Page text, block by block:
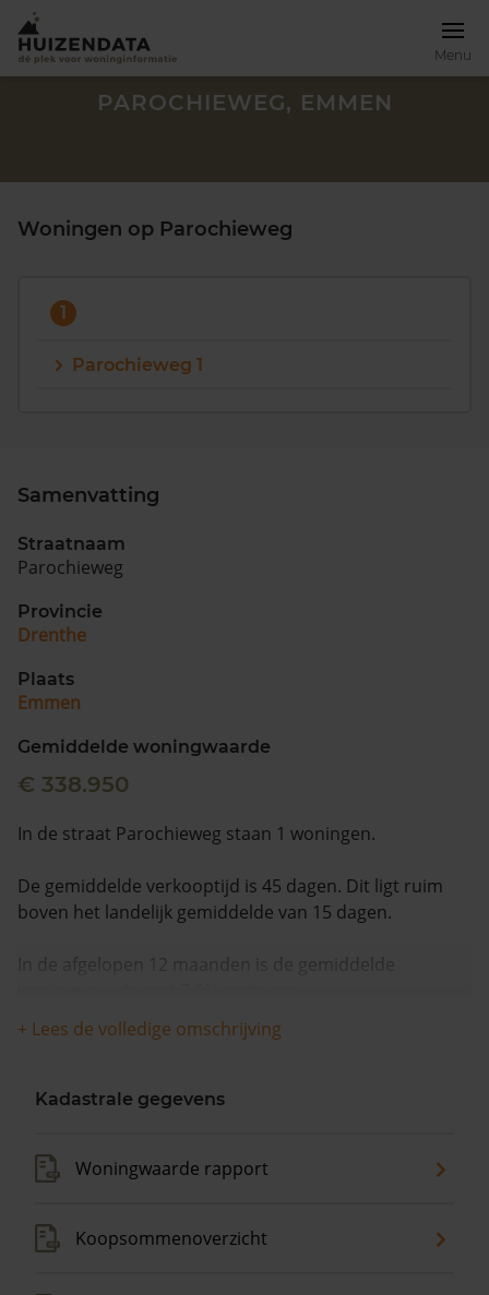
Menu
088 220 4200
Maandag t/m vrijdag - 08:00 -18:00
PAROCHIEWEG, EMMEN
Woningen op Parochieweg
1
Parochieweg 1
Samenvatting
Straatnaam
Parochieweg
Provincie
Drenthe
Plaats
Emmen
Gemiddelde woningwaarde
€ 338.950
In de straat Parochieweg staan 1 woningen.
De gemiddelde verkooptijd is 45 dagen. Dit ligt ruim
boven het landelijk gemiddelde van 15 dagen.
In de afgelopen 12 maanden is de gemiddelde
+ Lees de volledige omschrijving
Kadastrale gegevens
Woningwaarde rapport
Koopsommenoverzicht